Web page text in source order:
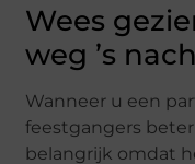
Wees
weg ’s
Wanneer u een
feestgangers
belangrijk omdat